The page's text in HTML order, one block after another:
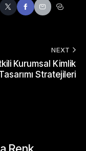
NEXT
Kurumsal Kimlik
Stratejileri